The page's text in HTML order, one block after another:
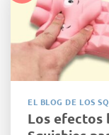
EL BLOG DE LOS
Los efectos